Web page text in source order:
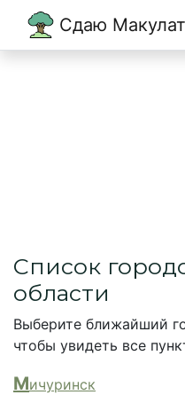
Сдаю
Список
области
Выберите ближайший
чтобы увидеть все
Мичуринск